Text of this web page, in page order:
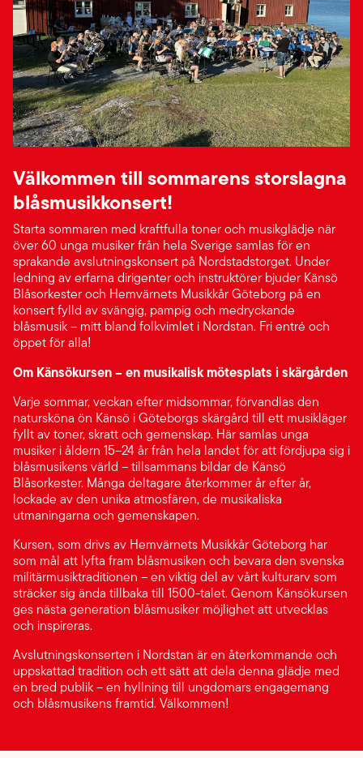
Välkommen till sommarens storslagna
blåsmusikkonsert!
Starta sommaren med kraftfulla toner och musikglädje när
över 60 unga musiker från hela Sverige samlas för en
sprakande avslutningskonsert på Nordstadstorget. Under
ledning av erfarna dirigenter och instruktörer bjuder Känsö
Blåsorkester och Hemvärnets Musikkår Göteborg på en
konsert fylld av svängig, pampig och medryckande
blåsmusik – mitt bland folkvimlet i Nordstan. Fri entré och
öppet för alla!
Om Känsökursen – en musikalisk mötesplats i skärgården
Varje sommar, veckan efter midsommar, förvandlas den
natursköna ön Känsö i Göteborgs skärgård till ett musikläger
fyllt av toner, skratt och gemenskap. Här samlas unga
musiker i åldern 15–24 år från hela landet för att fördjupa sig i
blåsmusikens värld – tillsammans bildar de Känsö
Blåsorkester. Många deltagare återkommer år efter år,
lockade av den unika atmosfären, de musikaliska
utmaningarna och gemenskapen.
Kursen, som drivs av Hemvärnets Musikkår Göteborg har
som mål att lyfta fram blåsmusiken och bevara den svenska
militärmusiktraditionen – en viktig del av vårt kulturarv som
sträcker sig ända tillbaka till 1500-talet. Genom Känsökursen
ges nästa generation blåsmusiker möjlighet att utvecklas
och inspireras.
Avslutningskonserten i Nordstan är en återkommande och
uppskattad tradition och ett sätt att dela denna glädje med
en bred publik – en hyllning till ungdomars engagemang
och blåsmusikens framtid. Välkommen!